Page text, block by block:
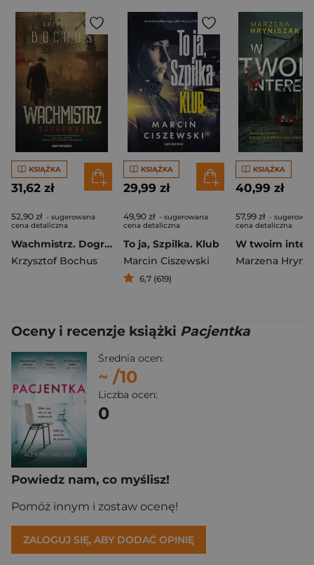
KSIĄŻKA
31,62 zł
52,90 zł - sugerowana
cena detaliczna
Wachmistrz. Dogrywka
Krzysztof Bochus
KSIĄŻKA
29,99 zł
49,90 zł - sugerowana
cena detaliczna
To ja, Szpilka. Klub
Marcin Ciszewski
6,7 (619)
KSIĄŻKA
40,99 zł
57,99 zł -
cena detaliczna
W twoim
Marzena
Oceny i recenzje książki Pacjentka
Średnia ocen:
~ /10
Liczba ocen:
0
Powiedz nam, co myślisz!
Pomóż innym i zostaw ocenę!
ZALOGUJ SIĘ, ABY DODAĆ OPINIĘ